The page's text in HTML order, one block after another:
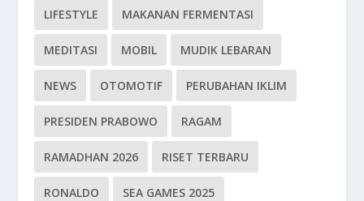
LIFESTYLE MAKANAN FERMENTASI
MEDITASI MOBIL MUDIK LEBARAN
NEWS OTOMOTIF PERUBAHAN IKLIM
PRESIDEN PRABOWO RAGAM
RAMADHAN 2026 RISET TERBARU
RONALDO SEA GAMES 2025